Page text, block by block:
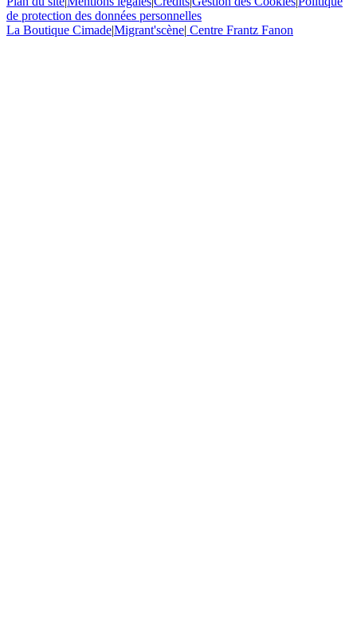
de protection des données personnelles
La Boutique Cimade|Migrant'scène| Centre Frantz Fanon